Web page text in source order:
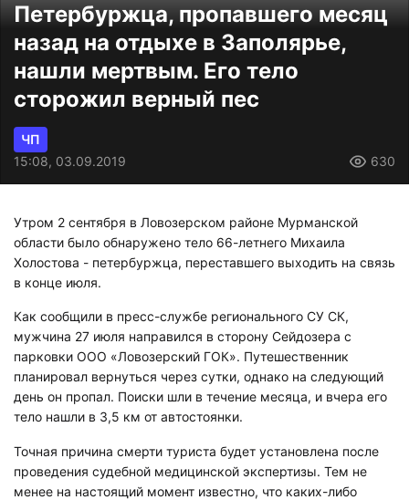
Петербуржца, пропавшего месяц
назад на отдыхе в Заполярье,
нашли мертвым. Его тело
сторожил верный пес
ЧП
15:08, 03.09.2019
630
Утром 2 сентября в Ловозерском районе Мурманской
области было обнаружено тело 66-летнего Михаила
Холостова - петербуржца, переставшего выходить на связь
в конце июля.
Как сообщили в пресс-службе регионального СУ СК,
мужчина 27 июля направился в сторону Сейдозера с
парковки ООО «Ловозерский ГОК». Путешественник
планировал вернуться через сутки, однако на следующий
день он пропал. Поиски шли в течение месяца, и вчера его
тело нашли в 3,5 км от автостоянки.
Точная причина смерти туриста будет установлена после
проведения судебной медицинской экспертизы. Тем не
менее на настоящий момент известно, что каких-либо